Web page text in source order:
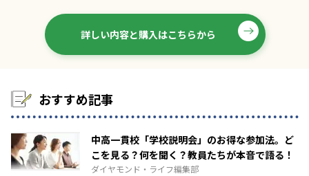
詳しい内容と購入はこちらから
おすすめ記事
中高一貫校「学校説明会」のお得な参加法。ど
こを見る？何を聞く？教員たちが本音で語る！
ダイヤモンド・ライフ編集部